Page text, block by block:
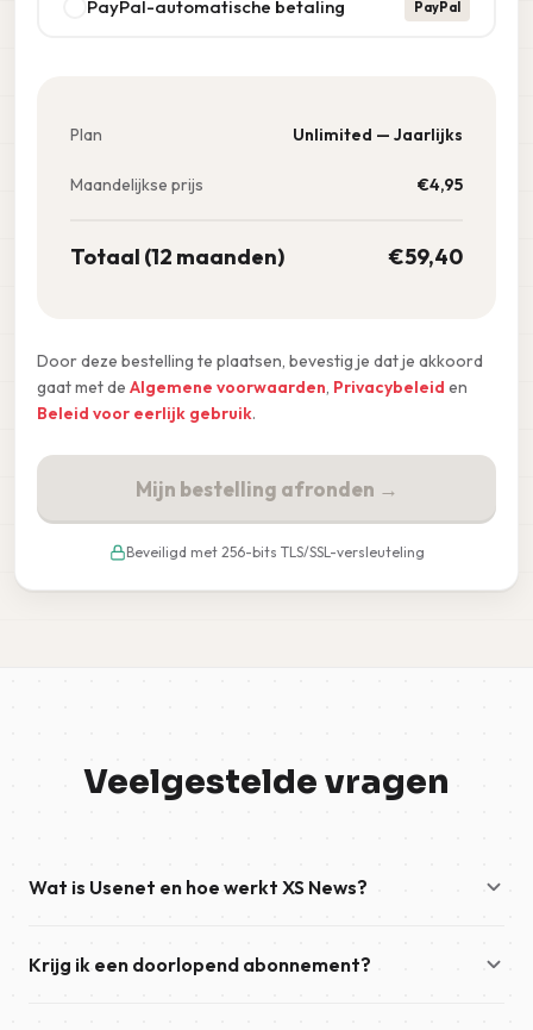
PayPal-automatische betaling PayPal
Plan Unlimited — Jaarlijks
Maandelijkse prijs €4,95
Totaal (12 maanden) €59,40
Door deze bestelling te plaatsen, bevestig je dat je akkoord
gaat met de Algemene voorwaarden, Privacybeleid en
Beleid voor eerlijk gebruik.
Mijn bestelling afronden →
Beveiligd met 256-bits TLS/SSL-versleuteling
Veelgestelde vragen
Wat is Usenet en hoe werkt XS News?
zowel discussiegroepen als binaire nieuwsgroepen omvat.
Krijg ik een doorlopend abonnement?